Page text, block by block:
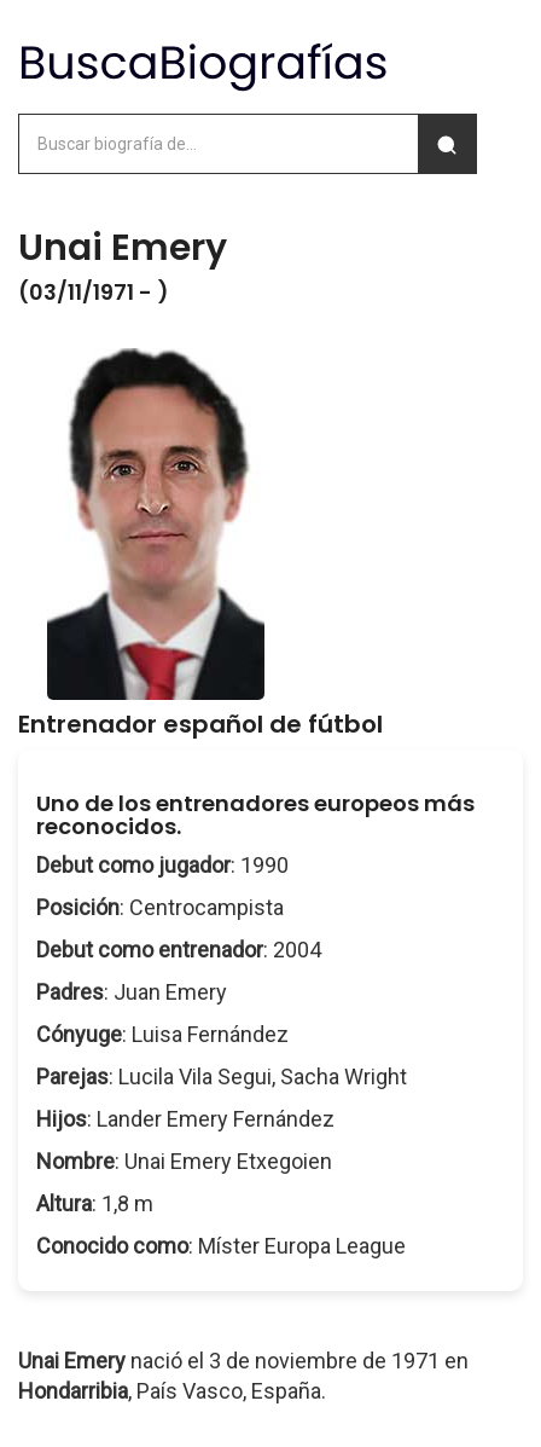
Unai Emery
(03/11/1971 - )
Entrenador español de fútbol
Uno de los entrenadores europeos más
reconocidos.
Debut como jugador: 1990
Posición: Centrocampista
Debut como entrenador: 2004
Padres: Juan Emery
Cónyuge: Luisa Fernández
Parejas: Lucila Vila Segui, Sacha Wright
Hijos: Lander Emery Fernández
Nombre: Unai Emery Etxegoien
Altura: 1,8 m
Conocido como: Míster Europa League
Unai Emery nació el 3 de noviembre de 1971 en
Hondarribia, País Vasco, España.